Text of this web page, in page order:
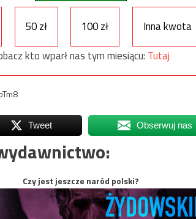
50 zł 100 zł
Inna kwota
kto wparł nas tym miesiącu: Tutaj
Tweet Obserwuj nas
Czy jest jeszcze naród polski?